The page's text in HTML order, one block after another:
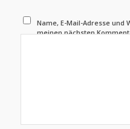
Name, E-Mail-Adresse und
meinen nächsten